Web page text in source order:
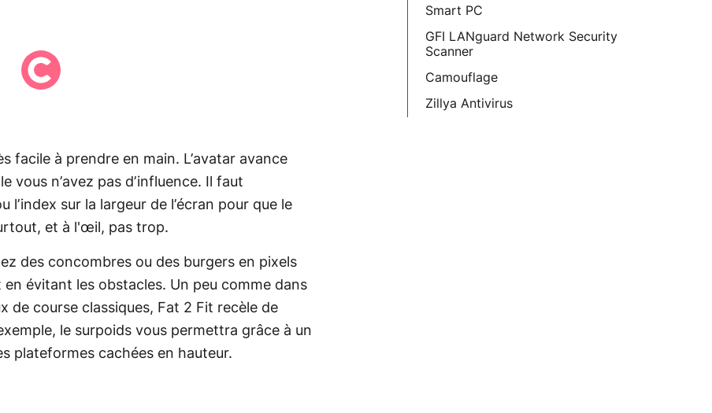
facile à prendre en main. L’avatar avance
vous n’avez pas d’influence. Il faut
l’index sur la largeur de l’écran pour que le
et à l'œil, pas trop.
des concombres ou des burgers en pixels
évitant les obstacles. Un peu comme dans
de course classiques, Fat 2 Fit recèle de
le surpoids vous permettra grâce à un
plateformes cachées en hauteur.
Smart PC
GFI LANguard Network Security
Scanner
Camouflage
Zillya Antivirus